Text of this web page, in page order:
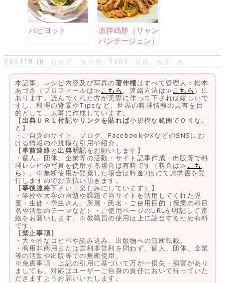
パピヨット
凉拌鸡胗（リャン
パンチージュン）
POSTED IN: おかず・魚介類 . TAGS: 豆豉 ねぎ 魚
本記事、レシピ内容及び写真の著作権はすべて管理人：松本
あづさ（プロフィールは≫こちら 、連絡方法は≫こちら ）に
あります。読んでくれた方が実際に作って下されば嬉しいで
すし、料理の背景やTipsなど、世界の料理情報の共有を目
的として、大事に作成しています。
【 出典ＵＲＬ付記や リンクを貼れば小規模な範囲でＯＫなこ
と】
・ご自身のサイト、ブログ、FacebookやXなどのSNSにお
ける情報の小規模な引用や紹介。
【事前連絡と 出典明記をお願いします】
・個人、団体、企業等の活動・サイト記事作成・出版等で料
理レシピや写真を使用する場合は有料です（料金は≫ こち
ら ）。※無断使用が発覚した場合は料金3倍にて請求書を発
行しますのでお支払い頂きます。
【事後連絡下さい（楽しみにしています）】
・学校や大学の宿題や課題で当サイトを活用してくれた児
童・生徒・学生さん。所属・氏名・ご使用目的（授業の科目
名や活動のテーマなど）・ご使用ページのURLを明記して連
絡をお願いします。※教職員の使用は上に該当するため有料
です。
【禁止事項】
・大々的なコピペや読み込み、出版物への無断転載。
・商用非商用または営利非営利を問わず、個人、団体、企業
等の活動や出版等での無断使用。
※免責事項：上記の引用に基づいて万が一損失・損害があり
ましても、対応はユーザーご自身の責任において行っていた
だきますようお願いいたします。